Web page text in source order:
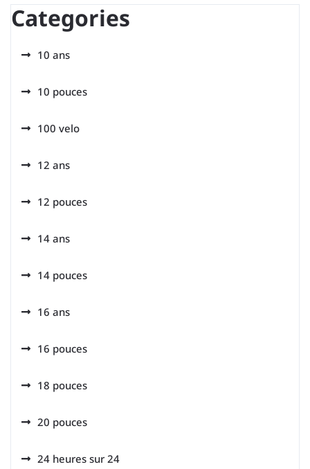
Categories
10 ans
10 pouces
100 velo
12 ans
12 pouces
14 ans
14 pouces
16 ans
16 pouces
18 pouces
20 pouces
24 heures sur 24